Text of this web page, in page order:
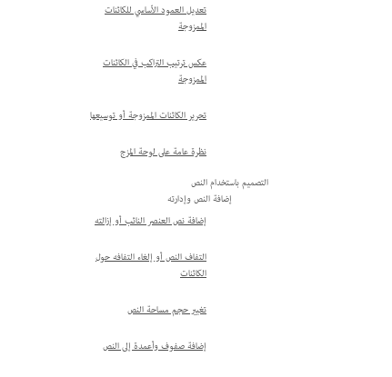
تعديل العمود الأساسي للكائنات
الممزوجة
عكس ترتيب التراكب في الكائنات
الممزوجة
تحرير الكائنات الممزوجة أو توسيعها
نظرة عامة على لوحة المزج
التصميم باستخدام النص
إضافة النص وإدارته
إضافة نص العنصر النائب أو إزالته
التفاف النص أو إلغاء التفافه حول
الكائنات
تغيير حجم مساحة النص
إضافة صفوف وأعمدة إلى النص